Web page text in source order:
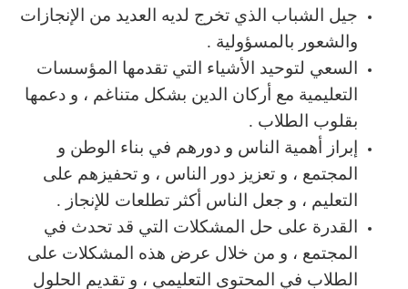
جيل الشباب الذي تخرج لديه العديد من الإنجازات
والشعور بالمسؤولية .
السعي لتوحيد الأشياء التي تقدمها المؤسسات
التعليمية مع أركان الدين بشكل متناغم ، و دعمها
بقلوب الطلاب .
إبراز أهمية الناس و دورهم في بناء الوطن و
المجتمع ، و تعزيز دور الناس ، و تحفيزهم على
التعليم ، و جعل الناس أكثر تطلعات للإنجاز .
القدرة على حل المشكلات التي قد تحدث في
المجتمع ، و من خلال عرض هذه المشكلات على
الطلاب في المحتوى التعليمي ، و تقديم الحلول